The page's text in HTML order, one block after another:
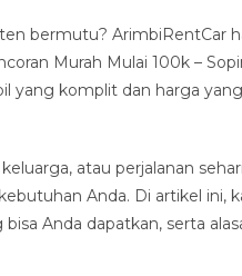
bermutu? ArimbiRentCar
Murah Mulai 100k –
yang komplit dan harga
atau perjalanan
Anda. Di artikel
Anda dapatkan, serta